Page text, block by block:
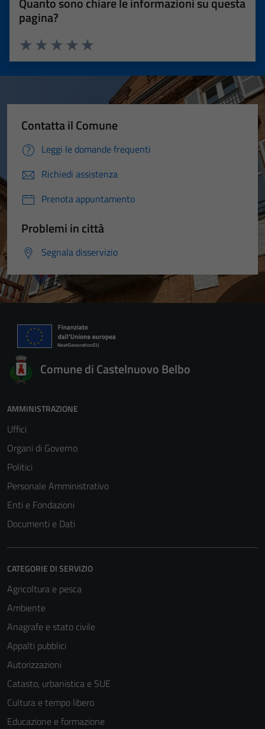
pagina?
Valuta 5 stelle su 5
Valuta 4 stelle su 5
Valuta 3 stelle su 5
Valuta 2 stelle su 5
Valuta 1 stelle su 5
Contatta il Comune
Leggi le domande frequenti
Richiedi assistenza
Prenota appuntamento
Problemi in città
Segnala disservizio
Comune di Castelnuovo Belbo
AMMINISTRAZIONE
Uffici
Organi di Governo
Politici
Personale Amministrativo
Enti e Fondazioni
Documenti e Dati
CATEGORIE DI SERVIZIO
Agricoltura e pesca
Ambiente
Anagrafe e stato civile
Appalti pubblici
Autorizzazioni
Catasto, urbanistica e SUE
Cultura e tempo libero
Educazione e formazione